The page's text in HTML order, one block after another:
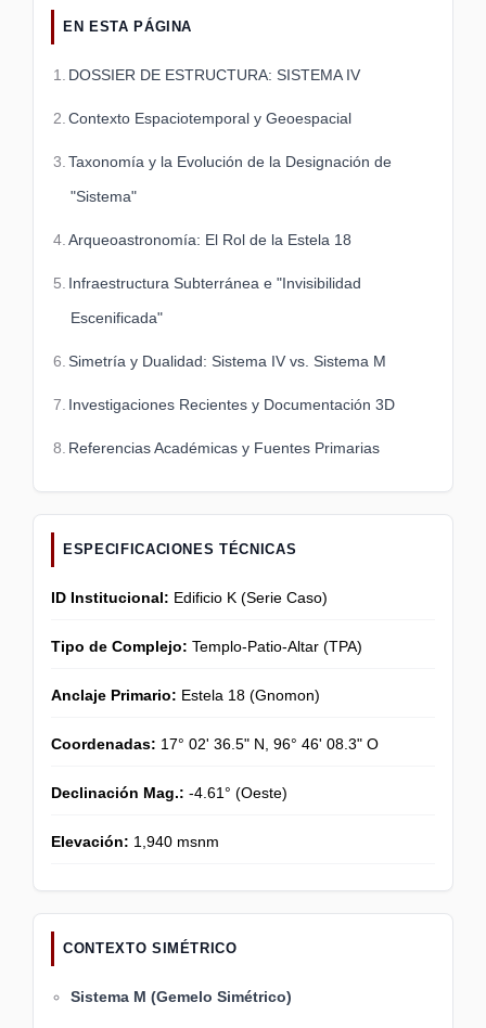
EN ESTA PÁGINA
DOSSIER DE ESTRUCTURA: SISTEMA IV
Contexto Espaciotemporal y Geoespacial
Taxonomía y la Evolución de la Designación de
"Sistema"
Arqueoastronomía: El Rol de la Estela 18
Infraestructura Subterránea e "Invisibilidad
Escenificada"
Simetría y Dualidad: Sistema IV vs. Sistema M
Investigaciones Recientes y Documentación 3D
Referencias Académicas y Fuentes Primarias
ESPECIFICACIONES TÉCNICAS
ID Institucional: Edificio K (Serie Caso)
Tipo de Complejo: Templo-Patio-Altar (TPA)
Anclaje Primario: Estela 18 (Gnomon)
Coordenadas: 17° 02' 36.5" N, 96° 46' 08.3" O
Declinación Mag.: -4.61° (Oeste)
Elevación: 1,940 msnm
CONTEXTO SIMÉTRICO
Sistema M (Gemelo Simétrico)